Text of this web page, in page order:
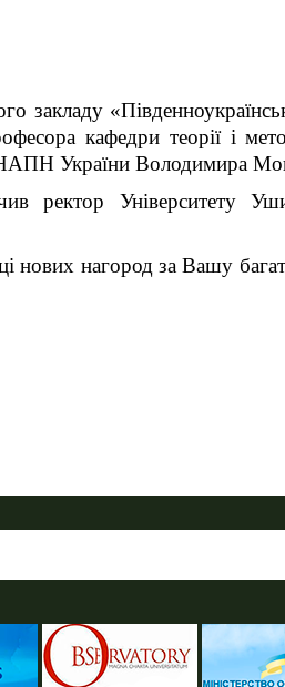
закладу
кафедри теорії і
України Володимира
ректор Університету
нагород за Вашу